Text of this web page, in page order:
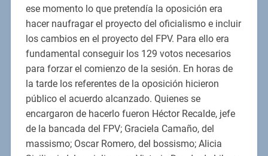
ese momento lo que pretendía la oposición era
hacer naufragar el proyecto del oficialismo e incluir
los cambios en el proyecto del FPV. Para ello era
fundamental conseguir los 129 votos necesarios
para forzar el comienzo de la sesión. En horas de
la tarde los referentes de la oposición hicieron
público el acuerdo alcanzado. Quienes se
encargaron de hacerlo fueron Héctor Recalde, jefe
de la bancada del FPV; Graciela Camaño, del
massismo; Oscar Romero, del bossismo; Alicia